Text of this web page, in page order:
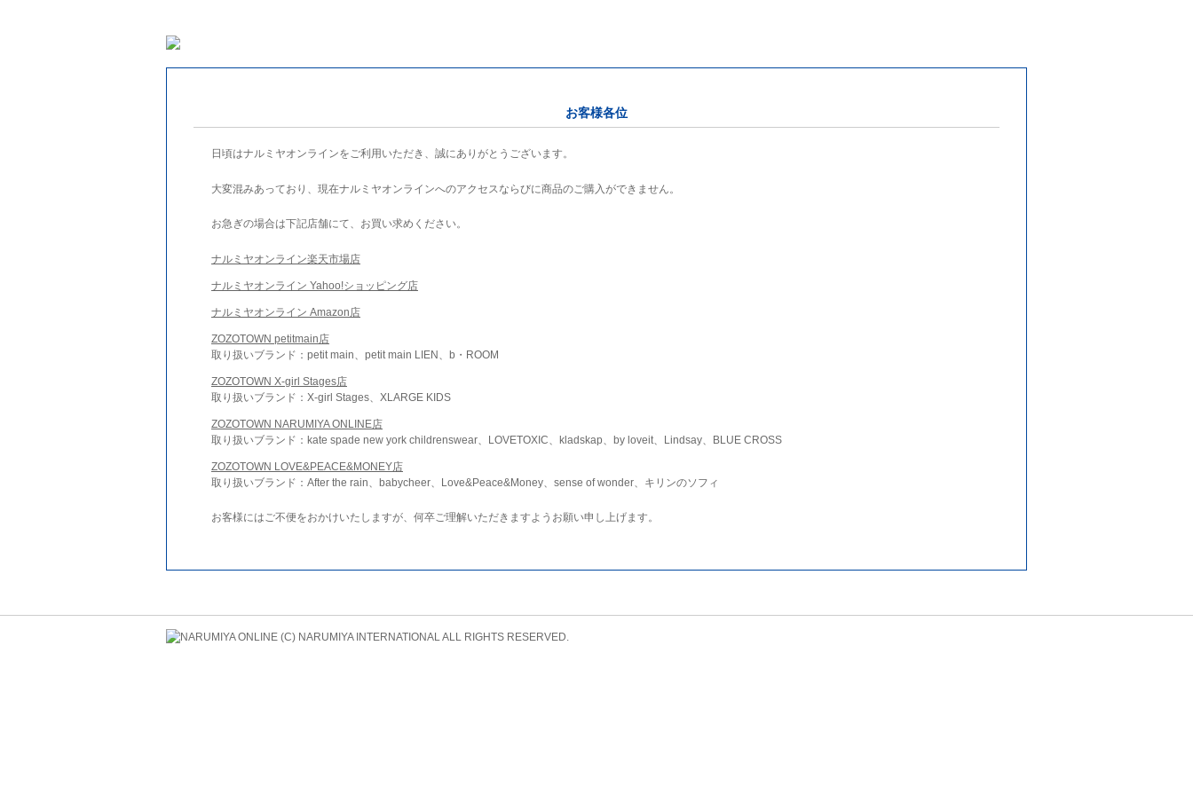
お客様各位
日頃はナルミヤオンラインをご利用いただき、誠にありがとうございます。
大変混みあっており、現在ナルミヤオンラインへのアクセスならびに商品のご購入ができません。
お急ぎの場合は下記店舗にて、お買い求めください。
ナルミヤオンライン楽天市場店
ナルミヤオンライン Yahoo!ショッピング店
ナルミヤオンライン Amazon店
ZOZOTOWN petitmain店
取り扱いブランド：petit main、petit main LIEN、b・ROOM
ZOZOTOWN X-girl Stages店
取り扱いブランド：X-girl Stages、XLARGE KIDS
ZOZOTOWN NARUMIYA ONLINE店
取り扱いブランド：kate spade new york childrenswear、LOVETOXIC、kladskap、by loveit、Lindsay、BLUE CROSS
ZOZOTOWN LOVE&PEACE&MONEY店
取り扱いブランド：After the rain、babycheer、Love&Peace&Money、sense of wonder、キリンのソフィ
お客様にはご不便をおかけいたしますが、何卒ご理解いただきますようお願い申し上げます。